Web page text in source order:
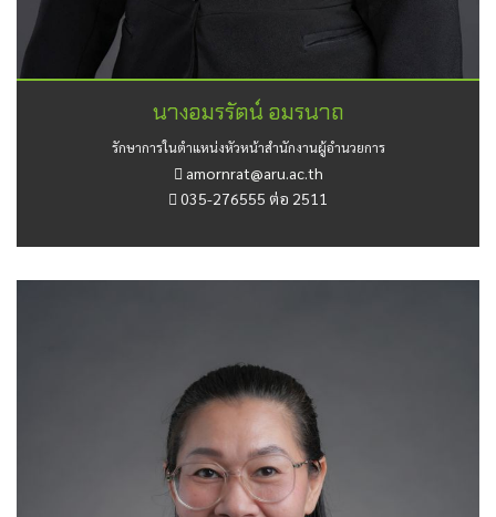
นางอมรรัตน์ อมรนาถ
รักษาการในตำแหน่งหัวหน้าสำนักงานผู้อำนวยการ
amornrat@aru.ac.th
035-276555 ต่อ 2511